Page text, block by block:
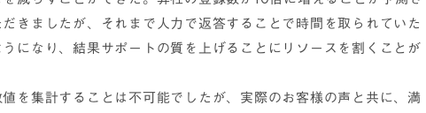
きましたが、それまで人力で返答することで時間を取られていた
になり、結果サポートの質を上げることにリソースを割くことが
を集計することは不可能でしたが、実際のお客様の声と共に、満